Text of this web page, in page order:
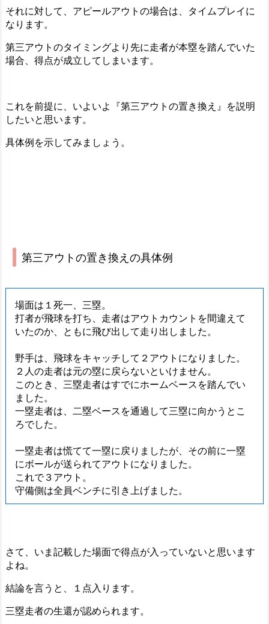
それに対して、アピールアウトの場合は、タイムプレイに
なります。
第三アウトのタイミングより先に走者が本塁を踏んでいた
場合、得点が成立してしまいます。
これを前提に、いよいよ『第三アウトの置き換え』を説明
したいと思います。
具体例を示してみましょう。
第三アウトの置き換えの具体例
場面は１死一、三塁。
打者が飛球を打ち、走者はアウトカウントを間違えて
いたのか、ともに飛び出して走り出しました。
野手は、飛球をキャッチして２アウトになりました。
２人の走者は元の塁に戻らないといけません。
このとき、三塁走者はすでにホームベースを踏んでい
ました。
一塁走者は、二塁ベースを通過して三塁に向かうとこ
ろでした。
一塁走者は慌てて一塁に戻りましたが、その前に一塁
にボールが送られてアウトになりました。
これで３アウト。
守備側は全員ベンチに引き上げました。
さて、いま記載した場面で得点が入っていないと思います
よね。
結論を言うと、
１点入ります。
三塁走者の生還が認められます。